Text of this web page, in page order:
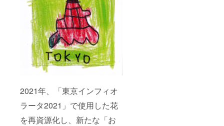
2021年、「東京インフィオ
ラータ2021」で使用した花
を再資源化し、新たな「お